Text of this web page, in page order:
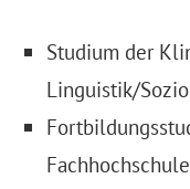
Studium der
Linguistik/